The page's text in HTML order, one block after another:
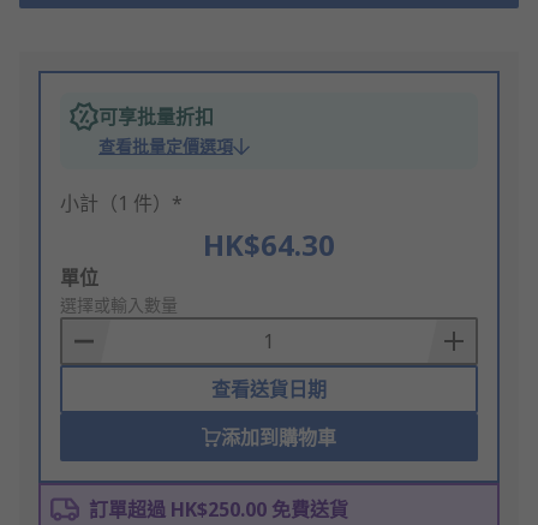
可享批量折扣
查看批量定價選項
小計（1 件）*
HK$64.30
Add
to
Basket
單位
選擇或輸入數量
查看送貨日期
添加到購物車
訂單超過 HK$250.00 免費送貨